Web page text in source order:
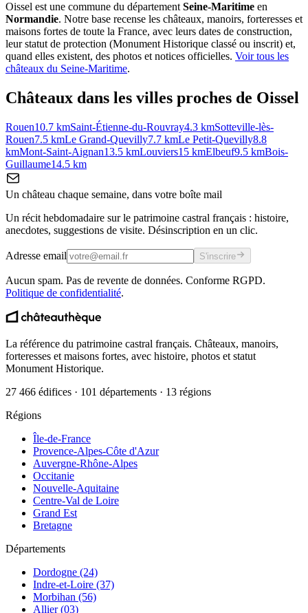
Oissel est une commune du départementSeine-Maritime en
Normandie. Notre base recense les châteaux, manoirs, forteresses et
maisons fortes de toute la France, avec leurs dates de construction,
leur statut de protection (Monument Historique classé ou inscrit) et,
quand elles existent, des photos et notices officielles. Voir tous les
châteaux du Seine-Maritime.
Châteaux dans les villes proches de Oissel
Rouen10.7 kmSaint-Étienne-du-Rouvray4.3 kmSotteville-lès-
Rouen7.5 kmLe Grand-Quevilly7.7 kmLe Petit-Quevilly8.8
kmMont-Saint-Aignan13.5 kmLouviers15 kmElbeuf9.5 kmBois-
Guillaume14.5 km
Un château chaque semaine, dans votre boîte mail
Un récit hebdomadaire sur le patrimoine castral français : histoire,
anecdotes, suggestions de visite. Désinscription en un clic.
Adresse email S'inscrire
Aucun spam. Pas de revente de données. Conforme RGPD.
Politique de confidentialité.
La référence du patrimoine castral français. Châteaux, manoirs,
forteresses et maisons fortes, avec histoire, photos et statut
Monument Historique.
27 466 édifices · 101 départements · 13 régions
Régions
Île-de-France
Provence-Alpes-Côte d'Azur
Auvergne-Rhône-Alpes
Occitanie
Nouvelle-Aquitaine
Centre-Val de Loire
Grand Est
Bretagne
Départements
Dordogne (24)
Indre-et-Loire (37)
Morbihan (56)
Allier (03)